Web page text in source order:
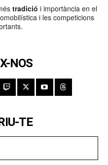
tradició i importància en el
i les competicions
NOS
TE